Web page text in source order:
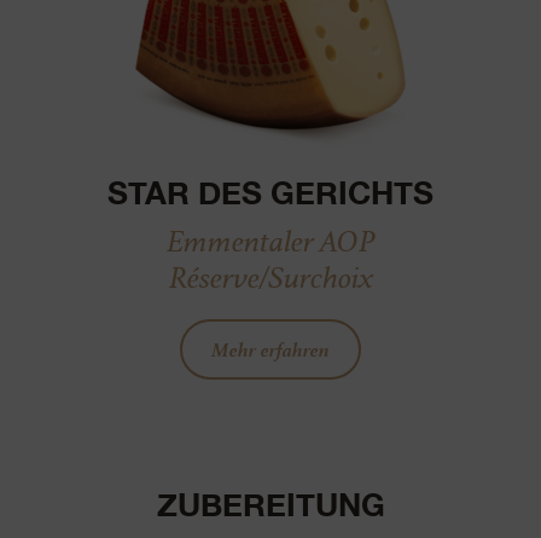
STAR DES GERICHTS
Emmentaler AOP
Réserve/Surchoix
Mehr erfahren
ZUBEREITUNG